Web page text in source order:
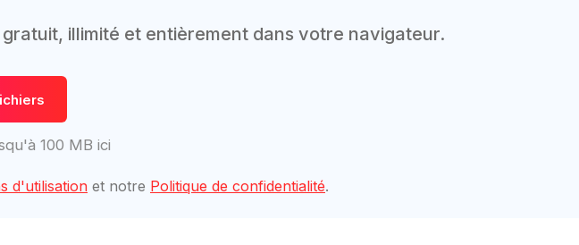
illimité et entièrement dans votre navigateur.
100 MB ici
d'utilisation et notre Politique de confidentialité.